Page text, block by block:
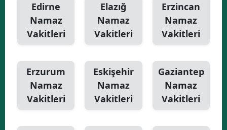
Edirne
Namaz
Vakitleri
Elazığ
Namaz
Vakitleri
Erzincan
Namaz
Vakitleri
Erzurum
Namaz
Vakitleri
Eskişehir
Namaz
Vakitleri
Gaziantep
Namaz
Vakitleri